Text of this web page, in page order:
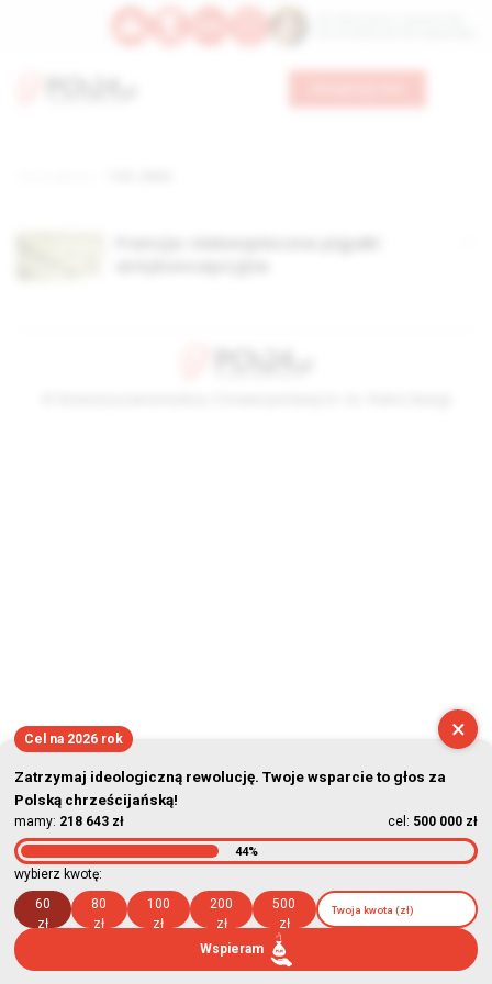
×
Cel na 2026 rok
Zatrzymaj ideologiczną rewolucję. Twoje wsparcie to głos za
Polską chrześcijańską!
mamy: 218 643 zł cel: 500 000 zł
44%
wybierz kwotę:
60
zł
80
zł
100
zł
200
zł
500
zł
Wspieram